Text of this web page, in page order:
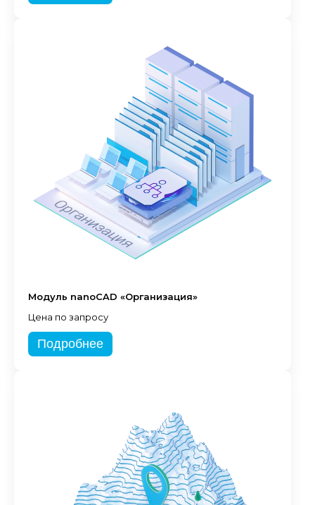
Модуль nanoCAD «Организация»
Цена по запросу
Подробнее